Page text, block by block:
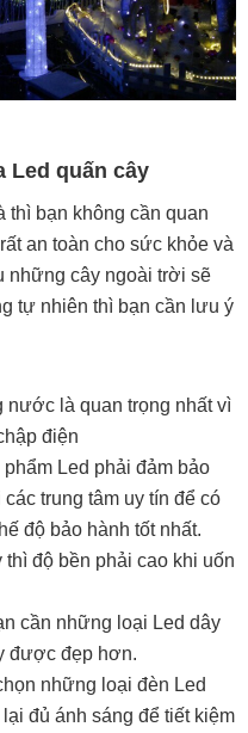
Led quấn cây
thì bạn không cần quan
an toàn cho sức khỏe và
những cây ngoài trời sẽ
tự nhiên thì bạn cần lưu ý
là quan trọng nhất vì
điện
Led phải đảm bảo
trung tâm uy tín để có
độ bảo hành tốt nhất.
độ bền phải cao khi uốn
cần những loại Led dây
được đẹp hơn.
những loại đèn Led
đủ ánh sáng để tiết kiệm